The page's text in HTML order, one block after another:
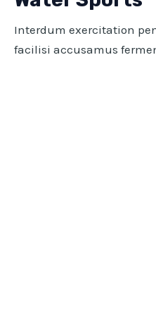
Interdum exercitation
facilisi accusamus